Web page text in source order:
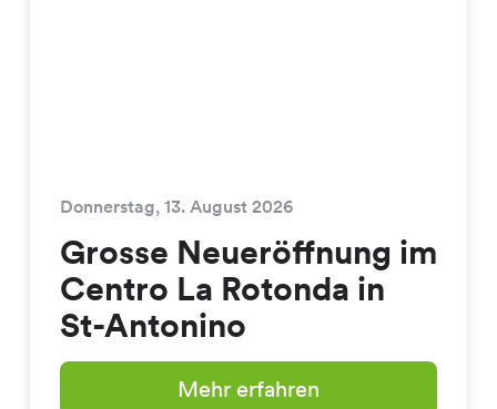
Donnerstag, 13. August 2026
Grosse Neueröffnung im
Centro La Rotonda in
St-Antonino
Mehr erfahren